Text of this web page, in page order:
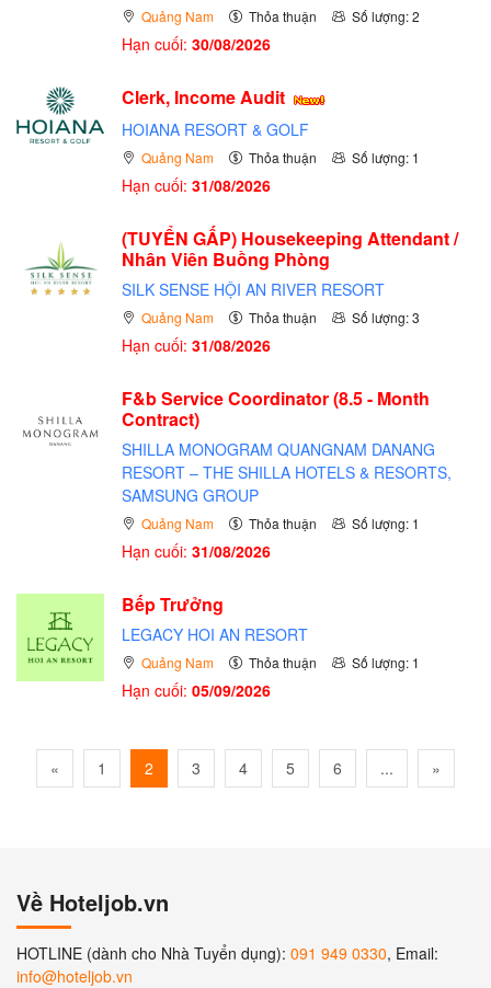
Quảng Nam Thỏa thuận Số lượng: 2
Hạn cuối: 30/08/2026
Clerk, Income Audit
HOIANA RESORT & GOLF
Quảng Nam Thỏa thuận Số lượng: 1
Hạn cuối: 31/08/2026
(TUYỂN GẤP) Housekeeping Attendant /
Nhân Viên Buồng Phòng
SILK SENSE HỘI AN RIVER RESORT
Quảng Nam Thỏa thuận Số lượng: 3
Hạn cuối: 31/08/2026
F&b Service Coordinator (8.5 - Month
Contract)
SHILLA MONOGRAM QUANGNAM DANANG
RESORT – THE SHILLA HOTELS & RESORTS,
SAMSUNG GROUP
Quảng Nam Thỏa thuận Số lượng: 1
Hạn cuối: 31/08/2026
Bếp Trưởng
LEGACY HOI AN RESORT
Quảng Nam Thỏa thuận Số lượng: 1
Hạn cuối: 05/09/2026
« 1 2 3 4 5 6 ... »
Về Hoteljob.vn
HOTLINE (dành cho Nhà Tuyển dụng): 091 949 0330, Email:
info@hoteljob.vn